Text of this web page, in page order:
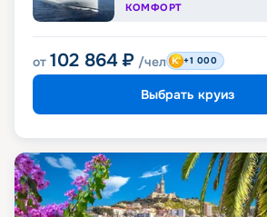
КОМФОРТ
от 102 864 ₽ /чел +1 000
Выбрать круиз